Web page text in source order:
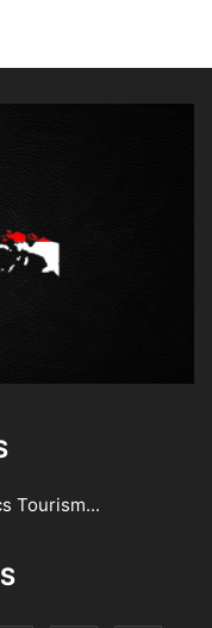
Tourism...